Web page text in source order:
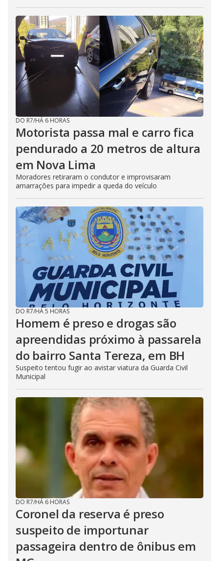
DO R7/HÁ 6 HORAS
Motorista passa mal e carro fica
pendurado a 20 metros de altura
em Nova Lima
Moradores retiraram o condutor e improvisaram
amarrações para impedir a queda do veículo
DO R7/HÁ 5 HORAS
Homem é preso e drogas são
apreendidas próximo à passarela
do bairro Santa Tereza, em BH
Suspeito tentou fugir ao avistar viatura da Guarda Civil
Municipal
DO R7/HÁ 6 HORAS
Coronel da reserva é preso
suspeito de importunar
passageira dentro de ônibus em